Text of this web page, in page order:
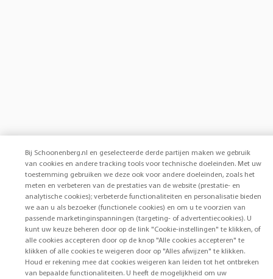
Bij Schoonenberg.nl en geselecteerde derde partijen maken we gebruik
van cookies en andere tracking tools voor technische doeleinden. Met uw
toestemming gebruiken we deze ook voor andere doeleinden, zoals het
meten en verbeteren van de prestaties van de website (prestatie- en
analytische cookies); verbeterde functionaliteiten en personalisatie bieden
we aan u als bezoeker (functionele cookies) en om u te voorzien van
passende marketinginspanningen (targeting- of advertentiecookies). U
kunt uw keuze beheren door op de link "Cookie-instellingen" te klikken, of
alle cookies accepteren door op de knop "Alle cookies accepteren" te
klikken of alle cookies te weigeren door op "Alles afwijzen" te klikken.
Houd er rekening mee dat cookies weigeren kan leiden tot het ontbreken
van bepaalde functionaliteiten. U heeft de mogelijkheid om uw